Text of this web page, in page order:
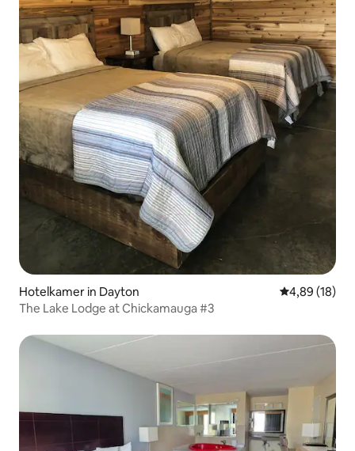
Hotelkamer in Dayton Gemiddelde
4,89 (18)
The Lake Lodge at Chickamauga #3